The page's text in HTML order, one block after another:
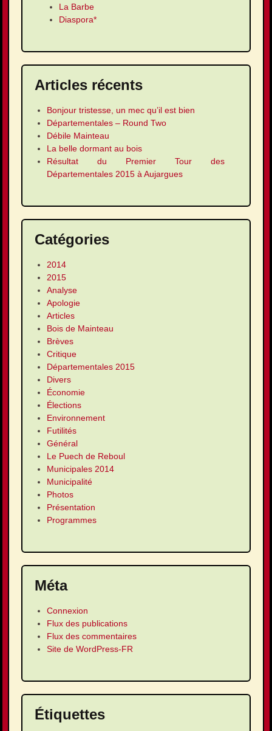
La Barbe
Diaspora*
Articles récents
Bonjour tristesse, un mec qu’il est bien
Départementales – Round Two
Débile Mainteau
La belle dormant au bois
Résultat du Premier Tour des
Départementales 2015 à Aujargues
Catégories
2014
2015
Analyse
Apologie
Articles
Bois de Mainteau
Brèves
Critique
Départementales 2015
Divers
Économie
Élections
Environnement
Futilités
Général
Le Puech de Reboul
Municipales 2014
Municipalité
Photos
Présentation
Programmes
Méta
Connexion
Flux des publications
Flux des commentaires
Site de WordPress-FR
Étiquettes